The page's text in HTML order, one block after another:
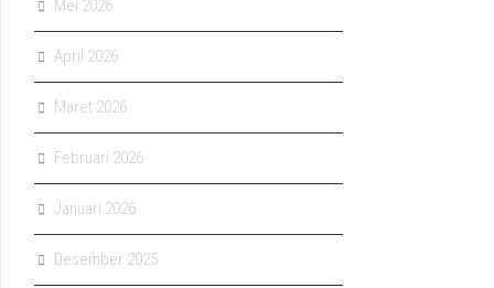
Mei 2026
April 2026
Maret 2026
Februari 2026
Januari 2026
Desember 2025